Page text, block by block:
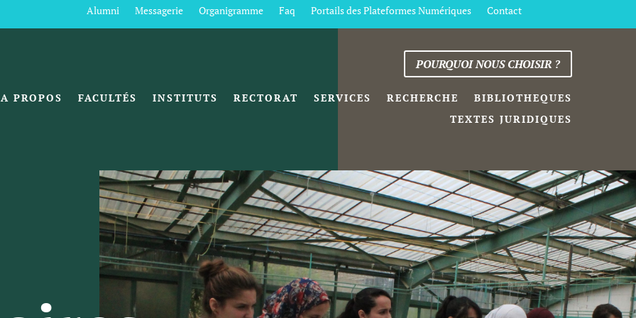
Alumni Messagerie Organigramme Faq Portails des Plateformes Numériques Contact
POURQUOI NOUS CHOISIR ?
A PROPOS FACULTÉS INSTITUTS RECTORAT SERVICES RECHERCHE
BIBLIOTHEQUES
TEXTES JURIDIQUES